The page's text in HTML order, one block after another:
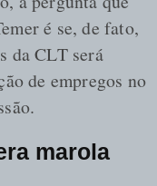
é se, de fato,
da CLT será
de empregos no
marola